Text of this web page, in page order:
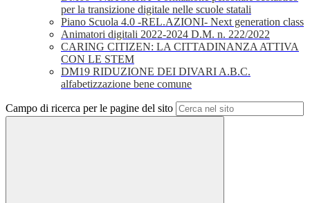
per la transizione digitale nelle scuole statali
Piano Scuola 4.0 -REL.AZIONI- Next generation class
Animatori digitali 2022-2024 D.M. n. 222/2022
CARING CITIZEN: LA CITTADINANZA ATTIVA
CON LE STEM
DM19 RIDUZIONE DEI DIVARI A.B.C.
alfabetizzazione bene comune
Campo di ricerca per le pagine del sito